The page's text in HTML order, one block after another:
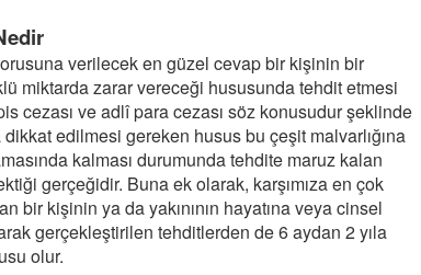
verilecek en güzel cevap bir kişinin bir
miktarda zarar vereceği hususunda tehdit etmesi
cezası ve adlî para cezası söz konusudur şeklinde
edilmesi gereken husus bu çeşit malvarlığına
kalması durumunda tehdite maruz kalan
gerçeğidir. Buna ek olarak, karşımıza en çok
bir kişinin ya da yakınının hayatına veya cinsel
gerçekleştirilen tehditlerden de 6 aydan 2 yıla
olur.